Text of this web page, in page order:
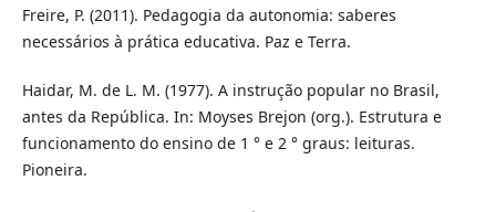
Freire, P. (2011). Pedagogia da autonomia: saberes
necessários à prática educativa. Paz e Terra.
Haidar, M. de L. M. (1977). A instrução popular no Brasil,
antes da República. In: Moyses Brejon (org.). Estrutura e
funcionamento do ensino de 1 ° e 2 ° graus: leituras.
Pioneira.